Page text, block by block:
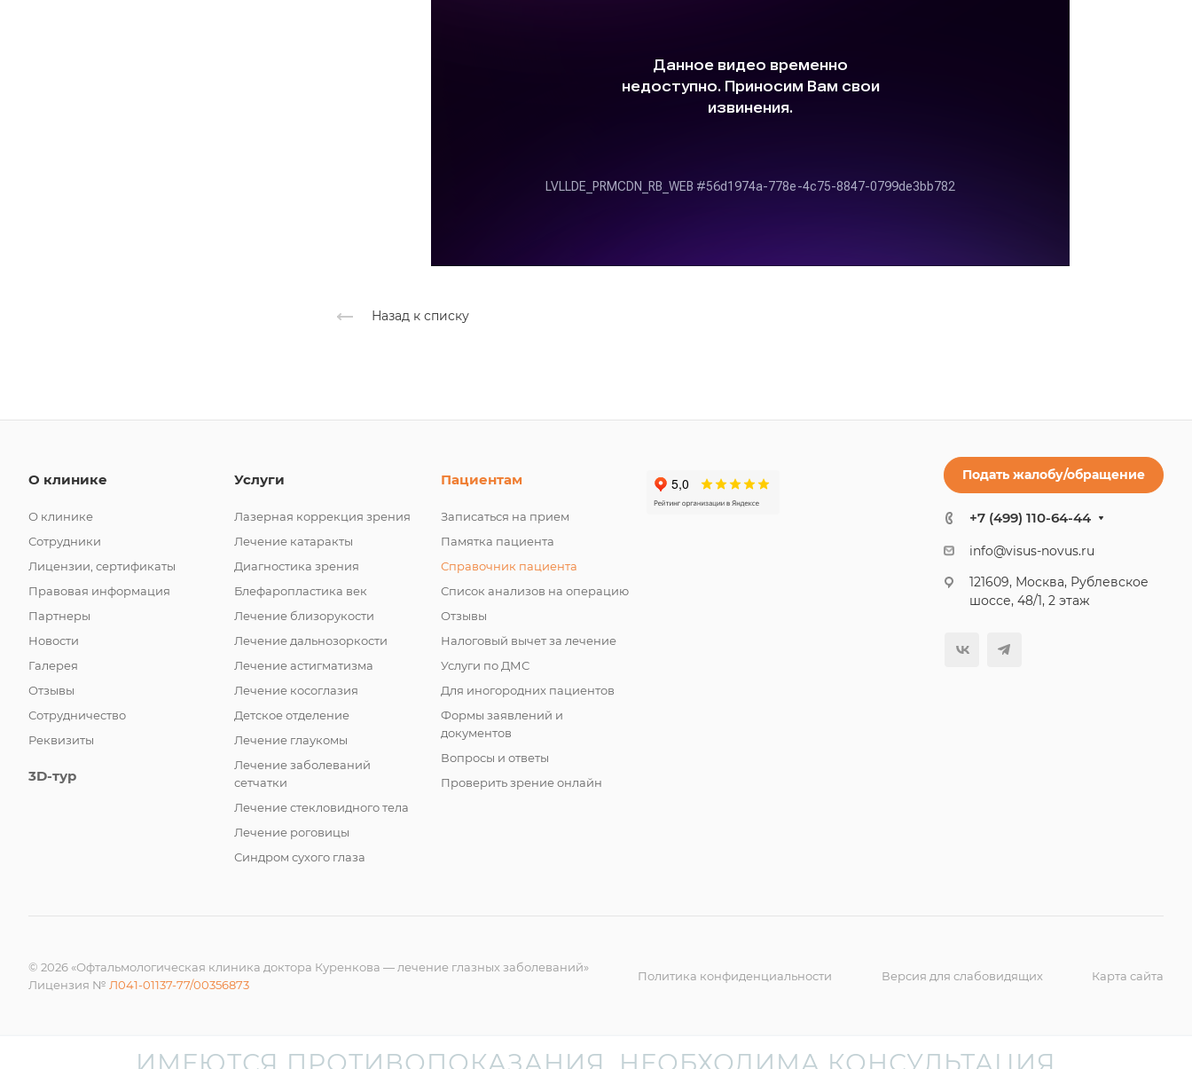
Назад к списку
О клинике
О клинике
Сотрудники
Лицензии, сертификаты
Правовая информация
Партнеры
Новости
Галерея
Отзывы
Сотрудничество
Реквизиты
3D-тур
Услуги
Лазерная коррекция зрения
Лечение катаракты
Диагностика зрения
Блефаропластика век
Лечение близорукости
Лечение дальнозоркости
Лечение астигматизма
Лечение косоглазия
Детское отделение
Лечение глаукомы
Лечение заболеваний
сетчатки
Лечение стекловидного тела
Лечение роговицы
Синдром сухого глаза
Пациентам
Записаться на прием
Памятка пациента
Справочник пациента
Список анализов на операцию
Отзывы
Налоговый вычет за лечение
Услуги по ДМС
Для иногородних пациентов
Формы заявлений и
документов
Вопросы и ответы
Проверить зрение онлайн
Подать жалобу/обращение
+7 (499) 110-64-44
info@visus-novus.ru
121609, Москва, Рублевское
шоссе, 48/1, 2 этаж
© 2026 «Офтальмологическая клиника доктора Куренкова — лечение глазных заболеваний»
Лицензия № Л041-01137-77/00356873
Политика конфиденциальности Версия для слабовидящих Карта сайта
ИМЕЮТСЯ ПРОТИВОПОКАЗАНИЯ. НЕОБХОДИМА КОНСУЛЬТАЦИЯ